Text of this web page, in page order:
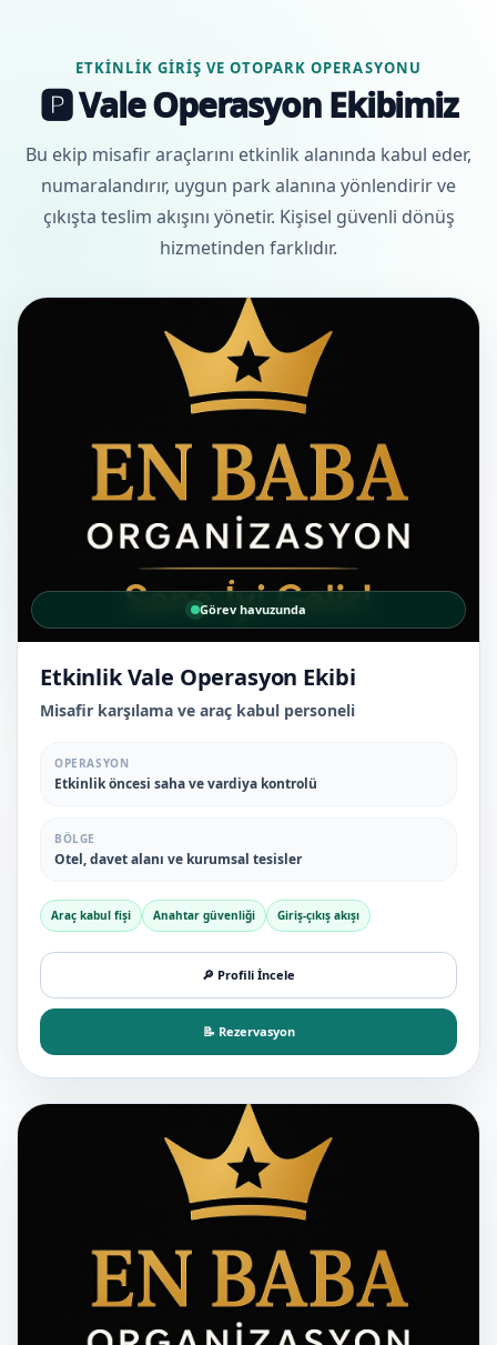
ETKINLIK GIRIŞ VE OTOPARK OPERASYONU
🅿️ Vale Operasyon Ekibimiz
Bu ekip misafir araçlarını etkinlik alanında kabul eder,
numaralandırır, uygun park alanına yönlendirir ve
çıkışta teslim akışını yönetir. Kişisel güvenli dönüş
hizmetinden farklıdır.
Görev havuzunda
Etkinlik Vale Operasyon Ekibi
Misafir karşılama ve araç kabul personeli
OPERASYON
Etkinlik öncesi saha ve vardiya kontrolü
BÖLGE
Otel, davet alanı ve kurumsal tesisler
Araç kabul fişi Anahtar güvenliği Giriş-çıkış akışı
🔎 Profili İncele
📝 Rezervasyon